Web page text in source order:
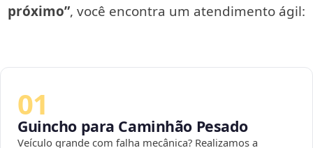
próximo”, você encontra um atendimento ágil:
01
Guincho para Caminhão Pesado
Veículo grande com falha mecânica? Realizamos a